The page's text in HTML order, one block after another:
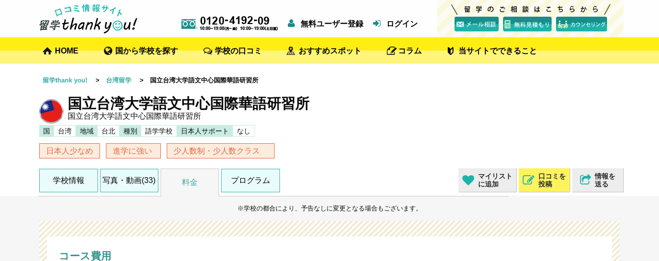
無料ユーザー登録 ログイン
HOME 国から学校を探す 学校の口コミ おすすめスポット コラム 当サイトでできること
留学thank you! > 台湾留学 > 国立台湾大学語文中心国際華語研習所
国立台湾大学語文中心国際華語研習所
国立台湾大学語文中心国際華語研習所
国 台湾 地域 台北 種別 語学学校 日本人サポート なし
日本人少なめ 進学に強い 少人数制・少人数クラス
マイリスト
に追加
口コミを
投稿
情報を
送る
学校情報 写真・動画(33) 料金 プログラム
※学校の都合により、予告なしに変更となる場合もございます。
コース費用